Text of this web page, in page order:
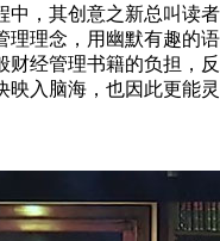
中，其创意之新总叫读者
理理念，用幽默有趣的语
财经管理书籍的负担，反
映入脑海，也因此更能灵